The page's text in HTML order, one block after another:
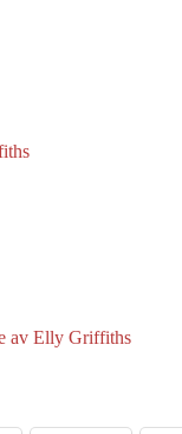
av Elly Griffiths